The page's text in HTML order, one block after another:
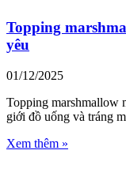
Topping
yêu
01/12/2025
Topping marshmallow
giới đồ uống và tráng
Xem thêm »